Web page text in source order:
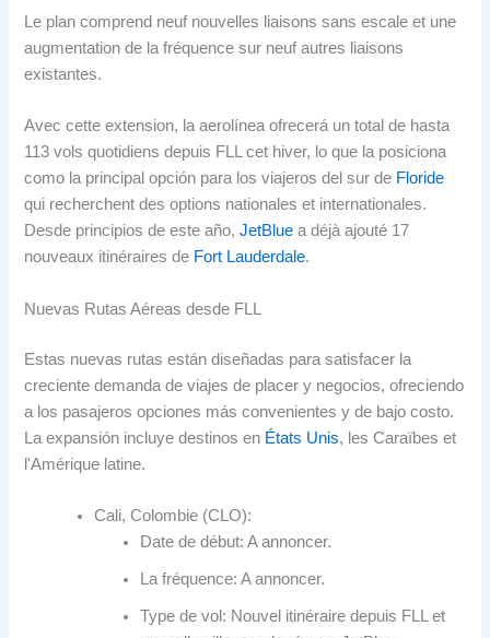
Le plan comprend neuf nouvelles liaisons sans escale et une
augmentation de la fréquence sur neuf autres liaisons
existantes.
Avec cette extension, la aerolínea ofrecerá un total de hasta
113 vols quotidiens depuis FLL cet hiver, lo que la posiciona
como la principal opción para los viajeros del sur de Floride
qui recherchent des options nationales et internationales.
Desde principios de este año,JetBlue a déjà ajouté 17
nouveaux itinéraires de Fort Lauderdale.
Nuevas Rutas Aéreas desde FLL
Estas nuevas rutas están diseñadas para satisfacer la
creciente demanda de viajes de placer y negocios,ofreciendo
a los pasajeros opciones más convenientes y de bajo costo.
La expansión incluye destinos en États Unis, les Caraïbes et
l'Amérique latine.
Cali, Colombie (CLO):
Date de début: A annoncer.
La fréquence: A annoncer.
Type de vol: Nouvel itinéraire depuis FLL et